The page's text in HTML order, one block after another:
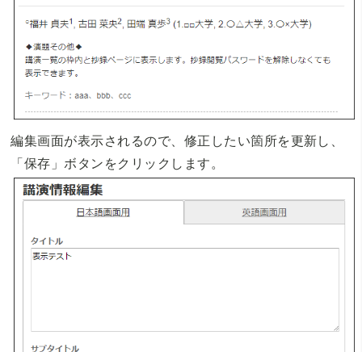
編集画面が表示されるので、修正したい箇所を更新し、
「保存」ボタンをクリックします。